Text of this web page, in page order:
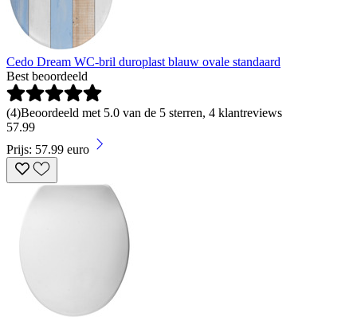
Cedo Dream WC-bril duroplast blauw ovale standaard
Best beoordeeld
(4)Beoordeeld met 5.0 van de 5 sterren, 4 klantreviews
57.99
Prijs: 57.99 euro